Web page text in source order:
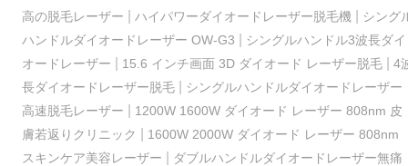
高の脱毛レーザー
ハイパワーダイオードレーザー脱毛機
シング
ハンドルダイオードレーザー OW-G3
シングルハンドル3波長ダイ
オードレーザー
15.6 インチ画面 3D ダイオード レーザー脱毛| 4
長ダイオードレーザー脱毛|
シングルハンドルダイオードレーザー
高速脱毛レーザー
1200W 1600W ダイオード レーザー 808nm 皮
膚若返りクリニック
1600W 2000W ダイオード レーザー 808nm
スキンケア美容レーザー
ダブルハンドルダイオードレーザー無痛